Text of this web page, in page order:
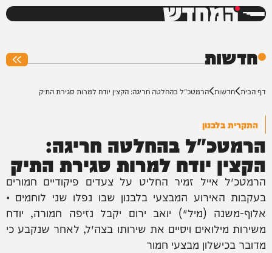
המחדש
חדשות
דף הבית חדשות הרמטכ"ל בהחלטה חריגה: הקצין יודח למרות סגירת התיק
התקרית בלבנון
הרמטכ"ל בהחלטה חריגה:
הקצין יודח למרות סגירת התיק
הרמטכ״ל אייל זמיר החליט על צעדים פיקודיים חמורים
בעקבות האירוע המבצעי בלבנון שבו נפלו שני לוחמים •
אלוף-משנה (מיל׳) יואב ירום יקבל נזיפה חמורה, יודח
משירות מילואים ויסיים את שירותו בצה״ל, לאחר שנקבע כי
מדובר בכישלון מבצעי חמור